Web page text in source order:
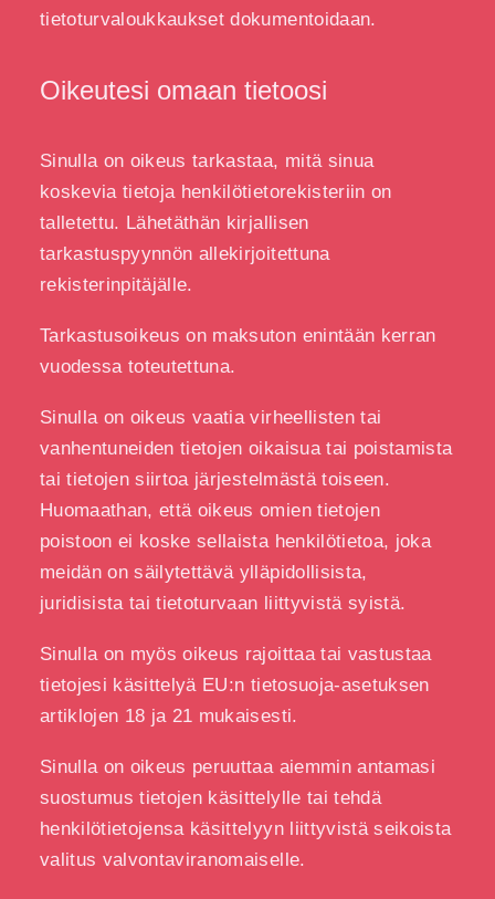
tietoturvaloukkaukset dokumentoidaan.
Oikeutesi omaan tietoosi
Sinulla on oikeus tarkastaa, mitä sinua
koskevia tietoja henkilötietorekisteriin on
talletettu. Lähetäthän kirjallisen
tarkastuspyynnön allekirjoitettuna
rekisterinpitäjälle.
Tarkastusoikeus on maksuton enintään kerran
vuodessa toteutettuna.
Sinulla on oikeus vaatia virheellisten tai
vanhentuneiden tietojen oikaisua tai poistamista
tai tietojen siirtoa järjestelmästä toiseen.
Huomaathan, että oikeus omien tietojen
poistoon ei koske sellaista henkilötietoa, joka
meidän on säilytettävä ylläpidollisista,
juridisista tai tietoturvaan liittyvistä syistä.
Sinulla on myös oikeus rajoittaa tai vastustaa
tietojesi käsittelyä EU:n tietosuoja-asetuksen
artiklojen 18 ja 21 mukaisesti.
Sinulla on oikeus peruuttaa aiemmin antamasi
suostumus tietojen käsittelylle tai tehdä
henkilötietojensa käsittelyyn liittyvistä seikoista
valitus valvontaviranomaiselle.